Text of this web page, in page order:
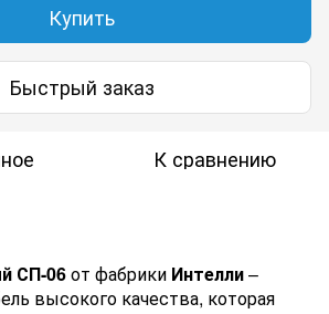
Купить
Быстрый заказ
К сравнению
СП-06от фабрики Интелли–
высокого качества, которая